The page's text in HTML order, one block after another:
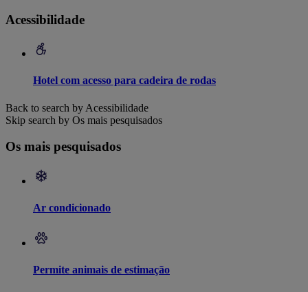
Acessibilidade
Hotel com acesso para cadeira de rodas
Back to search by Acessibilidade
Skip search by Os mais pesquisados
Os mais pesquisados
Ar condicionado
Permite animais de estimação